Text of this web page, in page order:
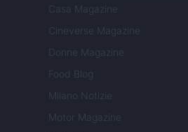
Casa Magazine
Cineverse Magazine
Donne Magazine
Food Blog
Milano Notizie
Motor Magazine